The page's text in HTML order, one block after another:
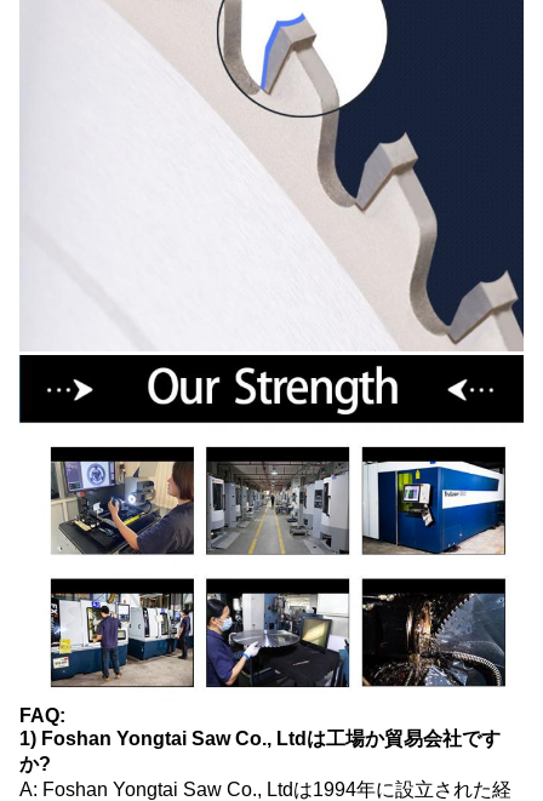
FAQ:
1) Foshan Yongtai Saw Co., Ltdは工場か貿易会社です
か?
A: Foshan Yongtai Saw Co., Ltdは1994年に設立された経